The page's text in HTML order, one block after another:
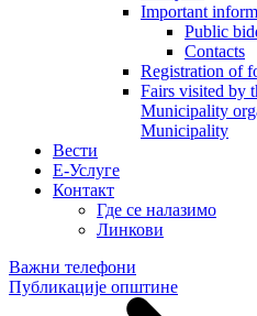
Important
Public
Contacts
Registration of
Fairs visited by
Municipality
Municipality
Вести
E-Услуге
Контакт
Где се налазимо
Линкови
Важни телефони
Публикације општине